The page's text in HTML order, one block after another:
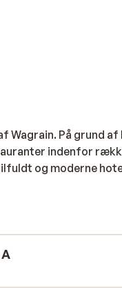
Wagrain. På grund
indenfor
og moderne
finder du skiliften,